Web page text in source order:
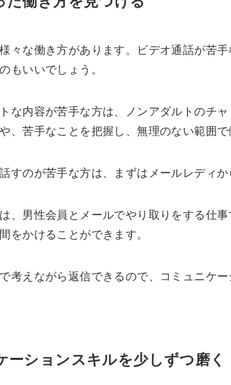
々な働き方があります。ビデオ通話が苦
もいいでしょう。
な内容が苦手な方は、ノンアダルトのチ
、苦手なことを把握し、無理のない範囲で
すのが苦手な方は、まずはメールレディか
、男性会員とメールでやり取りをする仕
をかけることができます。
考えながら返信できるので、コミュニケ
ーションスキルを少しずつ磨く